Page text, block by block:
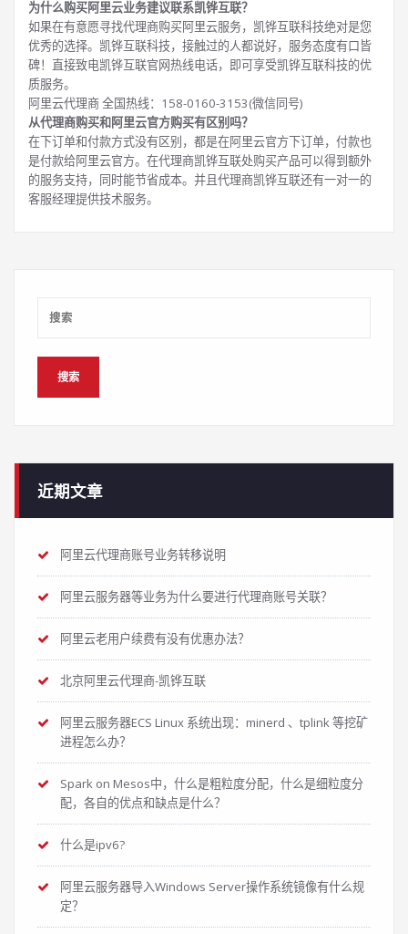
为什么购买阿里云业务建议联系凯铧互联？
如果在有意愿寻找代理商购买阿里云服务，凯铧互联科技绝对是您
优秀的选择。凯铧互联科技，接触过的人都说好，服务态度有口皆
碑！直接致电凯铧互联官网热线电话，即可享受凯铧互联科技的优
质服务。
阿里云代理商 全国热线：158-0160-3153(微信同号)
从代理商购买和阿里云官方购买有区别吗？
在下订单和付款方式没有区别，都是在阿里云官方下订单，付款也
是付款给阿里云官方。在代理商凯铧互联处购买产品可以得到额外
的服务支持，同时能节省成本。并且代理商凯铧互联还有一对一的
客服经理提供技术服务。
近期文章
阿里云代理商账号业务转移说明
阿里云服务器等业务为什么要进行代理商账号关联？
阿里云老用户续费有没有优惠办法？
北京阿里云代理商-凯铧互联
阿里云服务器ECS Linux 系统出现：minerd 、tplink 等挖矿
进程怎么办？
Spark on Mesos中，什么是粗粒度分配，什么是细粒度分
配，各自的优点和缺点是什么？
什么是ipv6?
阿里云服务器导入Windows Server操作系统镜像有什么规
定？